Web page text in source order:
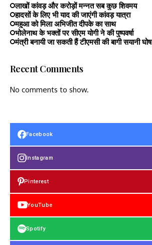
लाखों कांवड़ और करोड़ों मन्नत सब कुछ शिवमय
हादसों के लिए भी याद की जाएंगी कांवड़ यात्रा
महुआ को मिला अभिजीत दीपके का साथ
भोलेनाथ के भक्तों पर सीएम योगी ने की पुष्पवर्षा
मंत्री बनायी जा सकती हैं टीएमसी की बागी सयानी घोष
Recent Comments
No comments to show.
Facebook
Instagram
Pinterest
YouTube
Spotify